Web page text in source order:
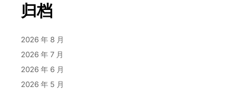
归档
2026 年 8 月
2026 年 7 月
2026 年 6 月
2026 年 5 月